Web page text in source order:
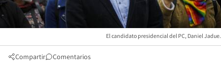
El candidato presidencial del PC, Daniel Jadue.
Compartir Comentarios